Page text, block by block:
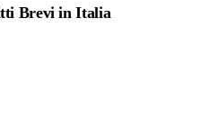
Brevi in Italia